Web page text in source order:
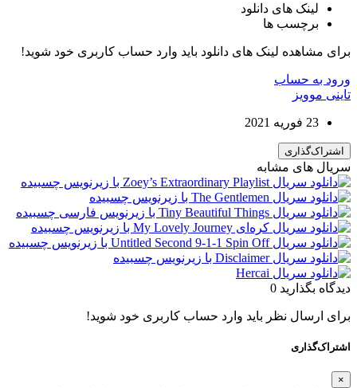
لینک های دانلود
برچسب ها
برای مشاهده لینک های دانلود باید وارد حساب کاربری خود شوید!
ورود به حساب
تاینی موویز
23 فوریه 2021
اشتراک‌گذاری
سریال های مشابه
دیدگاه بگذارید 0
برای ارسال نظر باید وارد حساب کاربری خود شوید!
اشتراک‌گذاری
×